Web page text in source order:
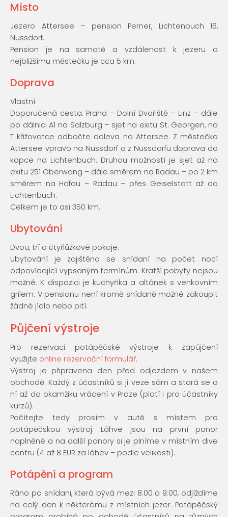
Místo
Jezero Attersee – pension Perner, Lichtenbuch 16,
Nussdorf.
Pension je na samotě a vzdálenost k jezeru a
nejbližšímu městečku je cca 5 km.
Doprava
Vlastní
Doporučená cesta: Praha – Dolní Dvořiště – Linz – dále
po dálnici A1 na Salzburg – sjet na exitu St. Georgen, na
T křižovatce odbočte doleva na Attersee. Z městečka
Attersee vpravo na Nussdorf a z Nussdorfu doprava do
kopce na Lichtenbuch. Druhou možností je sjet až na
exitu 251 Oberwang – dále směrem na Radau – po 2 km
směrem na Hofau – Radau – přes Geiselstatt až do
Lichtenbuch.
Celkem je to asi 350 km.
Ubytování
Dvou, tří a čtyřlůžkové pokoje.
Ubytování je zajištěno se snídaní na počet nocí
odpovídající vypsaným termínům. Kratší pobyty nejsou
možné. K dispozici je kuchyňka a altánek s venkovním
grilem. V pensionu není kromě snídaně možné zakoupit
žádné jídlo nebo pití.
Půjčení výstroje
Pro rezervaci potápěčské výstroje k zapůjčení
využijte online rezervační formulář.
Výstroj je připravena den před odjezdem v našem
obchodě. Každý z účastníků si ji veze sám a stará se o
ní až do okamžiku vrácení v Praze (platí i pro účastníky
kurzů).
Počítejte tedy prosím v autě s místem pro
potápěčskou výstroj. Láhve jsou na první ponor
naplněné a na další ponory si je plníme v místním dive
centru (4 až 8 EUR za láhev – podle velikosti).
Potápění a program
Ráno po snídani, která bývá mezi 8:00 a 9:00, odjíždíme
na celý den k některému z místních jezer. Potápěčský